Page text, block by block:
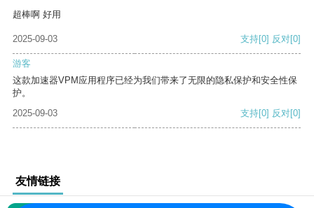
超棒啊 好用
2025-09-03 支持[0] 反对[0]
游客
这款加速器VPM应用程序已经为我们带来了无限的隐私保护和安全性保
护。
2025-09-03
支持[0] 反对[0]
友情链接